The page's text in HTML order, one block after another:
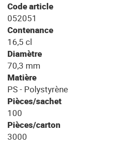
Code article
052051
Contenance
16,5 cl
Diamètre
70,3 mm
Matière
PS - Polystyrène
Pièces/sachet
100
Pièces/carton
3000